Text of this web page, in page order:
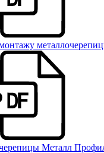
Металл